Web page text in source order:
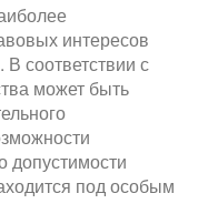
интересов
соответствии с
может быть
допустимости
под особым